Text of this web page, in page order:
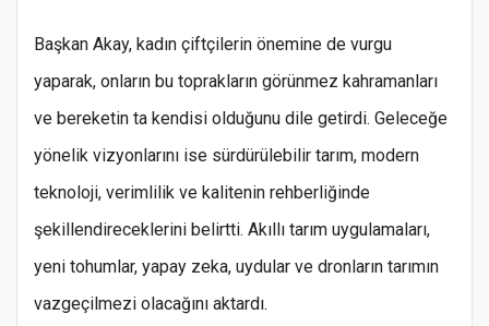
Başkan Akay, kadın çiftçilerin önemine de vurgu
yaparak, onların bu toprakların görünmez kahramanları
ve bereketin ta kendisi olduğunu dile getirdi. Geleceğe
yönelik vizyonlarını ise sürdürülebilir tarım, modern
teknoloji, verimlilik ve kalitenin rehberliğinde
şekillendireceklerini belirtti. Akıllı tarım uygulamaları,
yeni tohumlar, yapay zeka, uydular ve dronların tarımın
vazgeçilmezi olacağını aktardı.